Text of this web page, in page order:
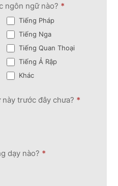
ngôn ngữ nào? *
Tiếng Pháp
Tiếng Nga
Tiếng Quan Thoại
Tiếng Ả Rập
Khác
trước đây chưa? *
dạy nào? *